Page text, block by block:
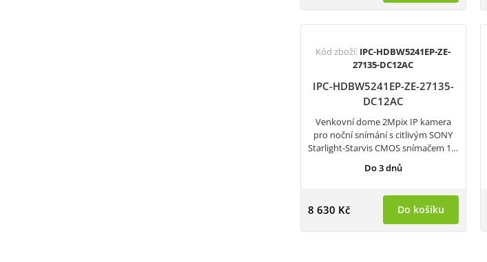
Kód zboží: IPC-HDBW5241EP-ZE-
27135-DC12AC
IPC-HDBW5241EP-ZE-27135-
DC12AC
Venkovní dome 2Mpix IP kamera
pro noční snímání s citlivým SONY
Starlight-Starvis CMOS snímačem 1…
Do 3 dnů
8 630 Kč Do košíku